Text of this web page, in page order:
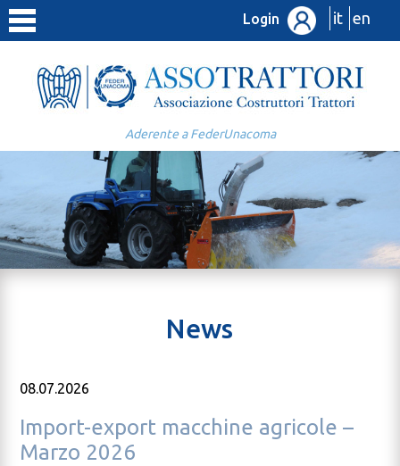
Login it en
Aderente a FederUnacoma
News
08.07.2026
Import-export macchine agricole –
Marzo 2026